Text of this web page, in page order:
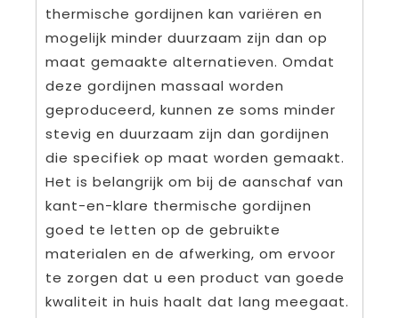
thermische gordijnen kan variëren en
mogelijk minder duurzaam zijn dan op
maat gemaakte alternatieven. Omdat
deze gordijnen massaal worden
geproduceerd, kunnen ze soms minder
stevig en duurzaam zijn dan gordijnen
die specifiek op maat worden gemaakt.
Het is belangrijk om bij de aanschaf van
kant-en-klare thermische gordijnen
goed te letten op de gebruikte
materialen en de afwerking, om ervoor
te zorgen dat u een product van goede
kwaliteit in huis haalt dat lang meegaat.